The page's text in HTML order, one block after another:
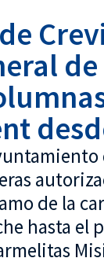
de la
hasta el